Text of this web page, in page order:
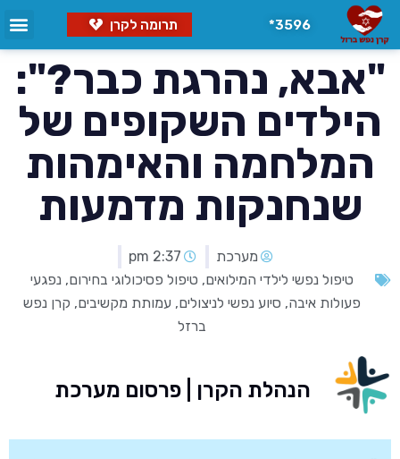
3596* תרומה לקרן
"אבא, נהרגת כבר?":
הילדים השקופים של
המלחמה והאימהות
שנחנקות מדמעות
מערכת
2:37 pm
טיפול נפשי לילדי המילואים, טיפול פסיכולוגי בחירום,נפגעי
פעולות איבה, סיוע נפשי לניצולים, עמותת מקשיבים, קרן נפש
ברזל
הנהלת הקרן | פרסום מערכת